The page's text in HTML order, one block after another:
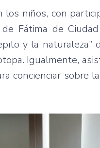
los niños, con
Fátima de
y la naturaleza”
Igualmente,
concienciar sobre